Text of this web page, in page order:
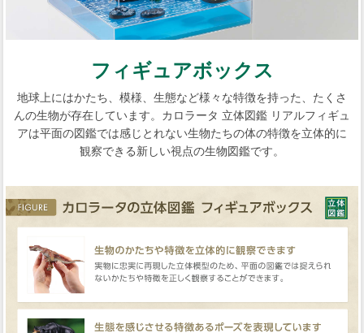
フィギュアボックス
地球上にはかたち、模様、生態など様々な特徴を持った、たくさ
んの生物が存在しています。カロラータ 立体図鑑 リアルフィギュ
アは平面の図鑑では感じとれない生物たちの体の特徴を立体的に
観察できる新しい視点の生物図鑑です。